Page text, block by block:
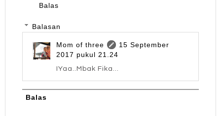
Balas
Balasan
Mom of three
15 September
2017 pukul 21.24
IYaa..Mbak Fika...
Balas